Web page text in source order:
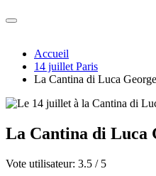
Accueil
14 juillet Paris
La Cantina di Luca
La Cantina di Luca
Vote utilisateur: 3.5 / 5